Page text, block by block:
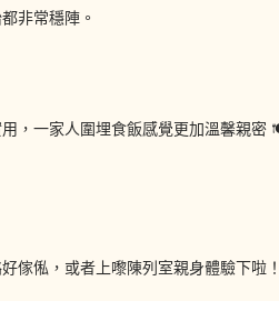
非常穩陣。
，一家人圍埋食飯感覺更加溫馨親
傢俬，或者上嚟陳列室親身體驗下啦